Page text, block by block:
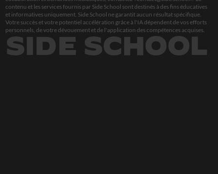
contenu et les services fournis par Side School sont destinés à des fins éducatives
et informatives uniquement. Side School ne garantit aucun résultat spécifique.
Votre succès et votre potentiel accélération grâce à l'IA dépendent de vos efforts
personnels, de votre dévouement et de l'application des compétences acquises.
SIDE SCHOOL